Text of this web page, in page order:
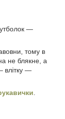
—
тому в
не блякне, а
влітку —
.